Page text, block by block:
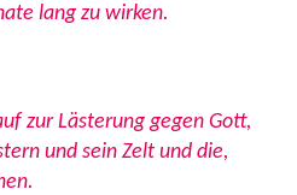
lang zu wirken.
zur Lästerung gegen Gott,
und sein Zelt und die,